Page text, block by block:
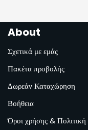
About
Σχετικά με εμάς
Πακέτα προβολής
Δωρεάν Καταχώρηση
Βοήθεια
Όροι χρήσης &